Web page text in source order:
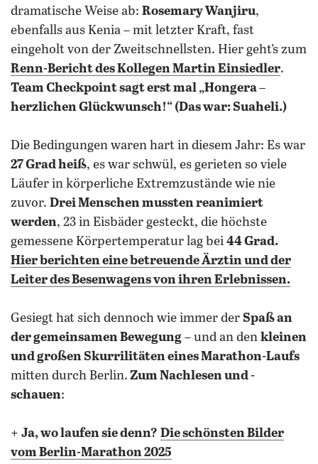
dramatische Weise ab: Rosemary Wanjiru,
ebenfalls aus Kenia – mit letzter Kraft, fast
eingeholt von der Zweitschnellsten. Hier geht’s zum
Renn-Bericht des Kollegen Martin Einsiedler.
Team Checkpoint sagt erst mal „Hongera –
herzlichen Glückwunsch!“ (Das war: Suaheli.)
Die Bedingungen waren hart in diesem Jahr: Es war
27 Grad heiß, es war schwül, es gerieten so viele
Läufer in körperliche Extremzustände wie nie
zuvor. Drei Menschen mussten reanimiert
werden, 23 in Eisbäder gesteckt, die höchste
gemessene Körpertemperatur lag bei 44 Grad.
Hier berichten eine betreuende Ärztin und der
Leiter des Besenwagens von ihren Erlebnissen.
Gesiegt hat sich dennoch wie immer der Spaß an
der gemeinsamen Bewegung – und an den kleinen
und großen Skurrilitäten eines Marathon-Laufs
mitten durch Berlin. Zum Nachlesen und -
schauen:
+ Ja, wo laufen sie denn? Die schönsten Bilder
vom Berlin-Marathon 2025